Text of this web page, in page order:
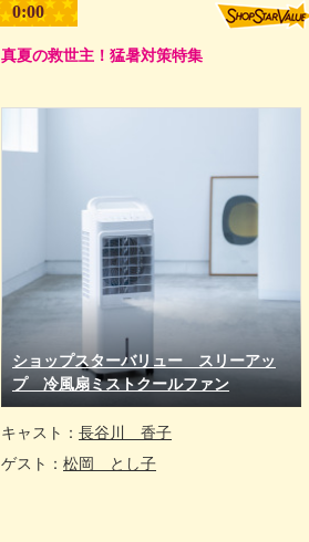
0:00
真夏の救世主！猛暑対策特集
ショップスターバリュー スリーアッ
プ 冷風扇ミストクールファン
キャスト： 長谷川 香子
ゲスト： 松岡 とし子